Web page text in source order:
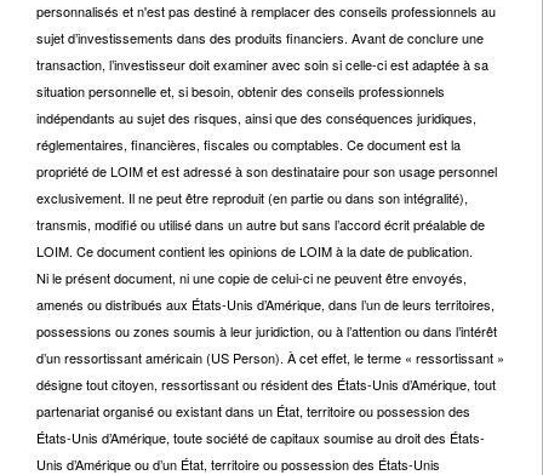
personnalisés et n'est pas destiné à remplacer des conseils professionnels au
sujet d’investissements dans des produits financiers. Avant de conclure une
transaction, l’investisseur doit examiner avec soin si celle-ci est adaptée à sa
situation personnelle et, si besoin, obtenir des conseils professionnels
indépendants au sujet des risques, ainsi que des conséquences juridiques,
réglementaires, financières, fiscales ou comptables. Ce document est la
propriété de LOIM et est adressé à son destinataire pour son usage personnel
exclusivement. Il ne peut être reproduit (en partie ou dans son intégralité),
transmis, modifié ou utilisé dans un autre but sans l’accord écrit préalable de
LOIM. Ce document contient les opinions de LOIM à la date de publication.
Ni le présent document, ni une copie de celui-ci ne peuvent être envoyés,
amenés ou distribués aux États-Unis d’Amérique, dans l’un de leurs territoires,
possessions ou zones soumis à leur juridiction, ou à l’attention ou dans l’intérêt
d’un ressortissant américain (US Person). À cet effet, le terme « ressortissant »
désigne tout citoyen, ressortissant ou résident des États-Unis d’Amérique, tout
partenariat organisé ou existant dans un État, territoire ou possession des
États-Unis d’Amérique, toute société de capitaux soumise au droit des États-
Unis d’Amérique ou d’un État, territoire ou possession des États-Unis